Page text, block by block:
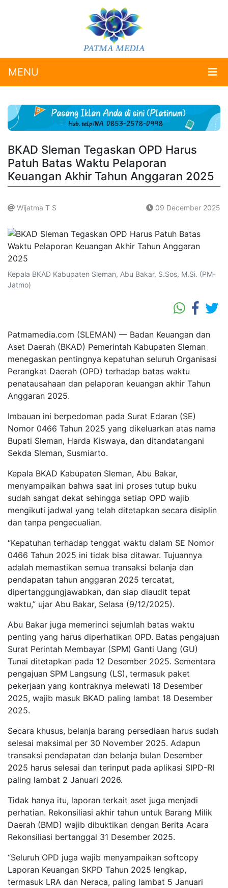
MENU
BKAD Sleman Tegaskan OPD Harus
Patuh Batas Waktu Pelaporan
Keuangan Akhir Tahun Anggaran 2025
Wijatma T S 09 December 2025
Kepala BKAD Kabupaten Sleman, Abu Bakar, S.Sos, M.Si. (PM-
Jatmo)
Patmamedia.com (SLEMAN) — Badan Keuangan dan
Aset Daerah (BKAD) Pemerintah Kabupaten Sleman
menegaskan pentingnya kepatuhan seluruh Organisasi
Perangkat Daerah (OPD) terhadap batas waktu
penatausahaan dan pelaporan keuangan akhir Tahun
Anggaran 2025.
Imbauan ini berpedoman pada Surat Edaran (SE)
Nomor 0466 Tahun 2025 yang dikeluarkan atas nama
Bupati Sleman, Harda Kiswaya, dan ditandatangani
Sekda Sleman, Susmiarto.
Kepala BKAD Kabupaten Sleman, Abu Bakar,
menyampaikan bahwa saat ini proses tutup buku
sudah sangat dekat sehingga setiap OPD wajib
mengikuti jadwal yang telah ditetapkan secara disiplin
dan tanpa pengecualian.
“Kepatuhan terhadap tenggat waktu dalam SE Nomor
0466 Tahun 2025 ini tidak bisa ditawar. Tujuannya
adalah memastikan semua transaksi belanja dan
pendapatan tahun anggaran 2025 tercatat,
dipertanggungjawabkan, dan siap diaudit tepat
waktu,” ujar Abu Bakar, Selasa (9/12/2025).
Abu Bakar juga memerinci sejumlah batas waktu
penting yang harus diperhatikan OPD. Batas pengajuan
Surat Perintah Membayar (SPM) Ganti Uang (GU)
Tunai ditetapkan pada 12 Desember 2025. Sementara
pengajuan SPM Langsung (LS), termasuk paket
pekerjaan yang kontraknya melewati 18 Desember
2025, wajib masuk BKAD paling lambat 18 Desember
2025.
Secara khusus, belanja barang persediaan harus sudah
selesai maksimal per 30 November 2025. Adapun
transaksi pendapatan dan belanja bulan Desember
2025 harus selesai dan terinput pada aplikasi SIPD-RI
paling lambat 2 Januari 2026.
Tidak hanya itu, laporan terkait aset juga menjadi
perhatian. Rekonsiliasi akhir tahun untuk Barang Milik
Daerah (BMD) wajib dibuktikan dengan Berita Acara
Rekonsiliasi bertanggal 31 Desember 2025.
“Seluruh OPD juga wajib menyampaikan softcopy
Laporan Keuangan SKPD Tahun 2025 lengkap,
termasuk LRA dan Neraca, paling lambat 5 Januari